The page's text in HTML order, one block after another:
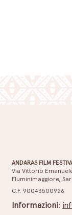
Amori
della
Film
ANDARAS FILM
Via Vittorio
Fluminimaggiore,
C.F. 90043500926
Informazioni: